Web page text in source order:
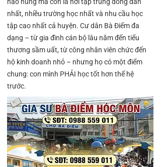
nhất, nhiều trường học nhất và nhu cầu học
tập cao nhất cả huyện. Cư dân Bà Điểm đa
dạng – từ gia đình cán bộ lâu năm đến tiểu
thương sầm uất, từ công nhân viên chức đến
hộ kinh doanh nhỏ – nhưng họ có một điểm
chung: con mình PHẢI học tốt hơn thế hệ
trước.